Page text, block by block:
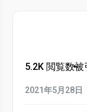
5.2K 閲覧数•被
2021年5月28日